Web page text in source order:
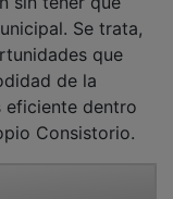
Se trata,
que
de la
dentro
Consistorio.